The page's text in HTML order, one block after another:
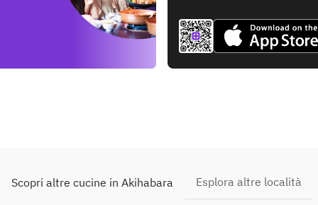
Scopri altre cucine in Akihabara Esplora altre località